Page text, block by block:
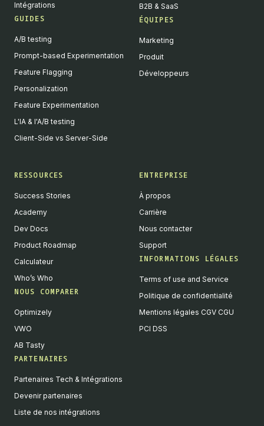
Intégrations
GUIDES
A/B testing
Prompt-based Experimentation
Feature Flagging
Personalization
Feature Experimentation
L'IA & l'A/B testing
Client-Side vs Server-Side
B2B & SaaS
ÉQUIPES
Marketing
Produit
Développeurs
RESSOURCES
Success Stories
Academy
Dev Docs
Product Roadmap
Calculateur
Who’s Who
NOUS COMPARER
Optimizely
VWO
AB Tasty
PARTENAIRES
Partenaires Tech & Intégrations
Devenir partenaires
Liste de nos intégrations
ENTREPRISE
À propos
Carrière
Nous contacter
Support
INFORMATIONS LÉGALES
Terms of use and Service
Politique de confidentialité
Mentions légales CGV CGU
PCI DSS
We value your privacy
We collect and process your data on this site to better